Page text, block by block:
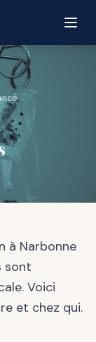
à Narbonne
sont
Voici
et chez qui.